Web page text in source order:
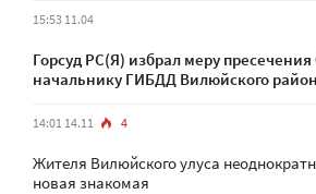
15:53 11.04
Горсуд РС(Я) избрал меру
начальнику ГИБДД Вилюйского
14:01 14.11 4
Жителя Вилюйского улуса
новая знакомая